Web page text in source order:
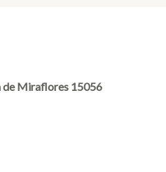
de Miraflores 15056